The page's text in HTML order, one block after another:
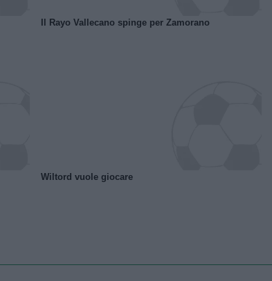
Il Rayo Vallecano spinge per Zamorano
Wiltord vuole giocare